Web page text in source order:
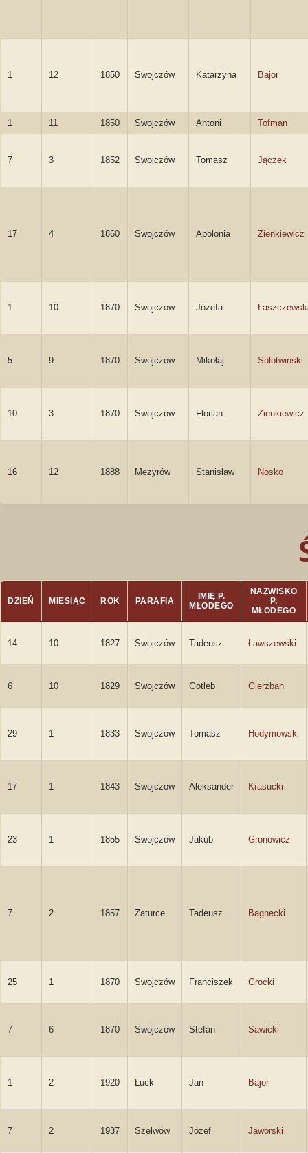
1 12 1850 Swojczów Katarzyna Bajor
1 11 1850 Swojczów Antoni Tofman
7 3 1852 Swojczów Tomasz Jączek
17 4 1860 Swojczów Apolonia Zienkiewicz
1 10 1870 Swojczów Józefa
5 9 1870 Swojczów Mikołaj Sołotwiński
10 3 1870 Swojczów Florian Zienkiewicz
16 12 1888 Meżyrów Stanisław Nosko
DZIEŃ MIESIĄC ROK PARAFIA
IMIĘ P.
MŁODEGO
NAZWISKO
P.
MŁODEGO
14 10 1827 Swojczów Tadeusz Ławszewski
6 10 1829 Swojczów Gotleb Gierzban
29 1 1833 Swojczów Tomasz Hodymowski
17 1 1843 Swojczów Aleksander Krasucki
23 1 1855 Swojczów Jakub Gronowicz
7 2 1857 Zaturce Tadeusz Bagnecki
25 1 1870 Swojczów Franciszek Grocki
7 6 1870 Swojczów Stefan Sawicki
1 2 1920 Łuck Jan Bajor
7 2 1937 Szelwów Józef Jaworski